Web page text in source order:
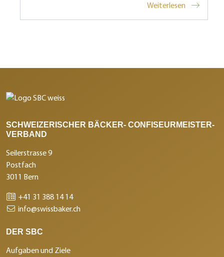
Weiterlesen
SCHWEIZERISCHER BÄCKER- CONFISEURMEISTER-
VERBAND
Seilerstrasse 9
Postfach
3011 Bern
+41 31 388 14 14
info@swissbaker.ch
DER SBC
Aufgaben und Ziele